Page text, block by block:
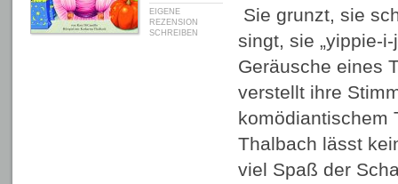
EIGENE
REZENSION
SCHREIBEN
Sie grunzt, sie
singt, sie „yippie-
Geräusche eines
verstellt ihre
komödiantischem
Thalbach lässt
viel Spaß der